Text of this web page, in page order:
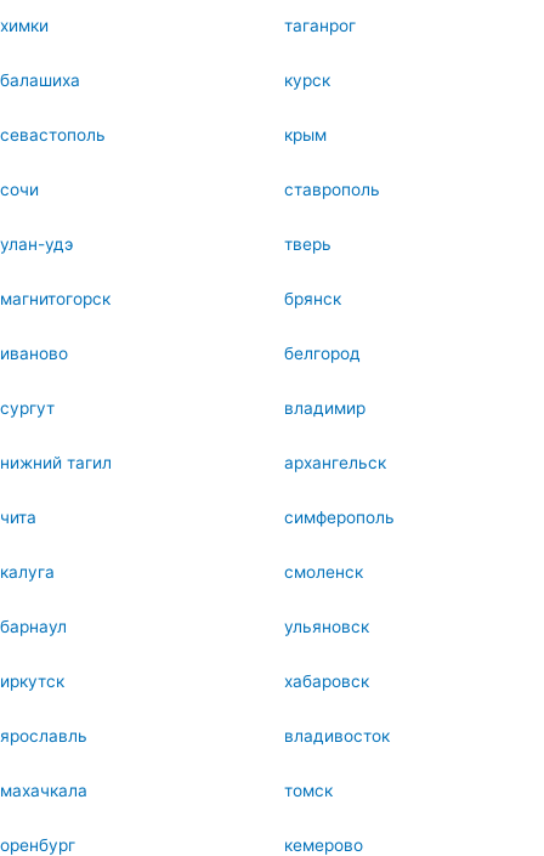
химки таганрог
балашиха курск
севастополь крым
сочи ставрополь
улан-удэ тверь
магнитогорск брянск
иваново белгород
сургут владимир
нижний тагил архангельск
чита симферополь
калуга смоленск
барнаул ульяновск
иркутск хабаровск
ярославль владивосток
махачкала томск
оренбург кемерово